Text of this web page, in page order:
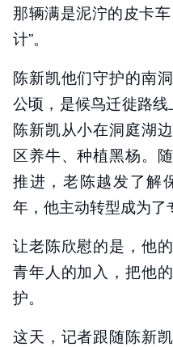
那辆满是泥泞的皮卡
计”。
陈新凯他们守护的南
公顷，是候鸟迁徙路线
陈新凯从小在洞庭湖
区养牛、种植黑杨。
推进，老陈越发了解
年，他主动转型成为了
让老陈欣慰的是，他
青年人的加入，把他
护。
这天，记者跟随陈新